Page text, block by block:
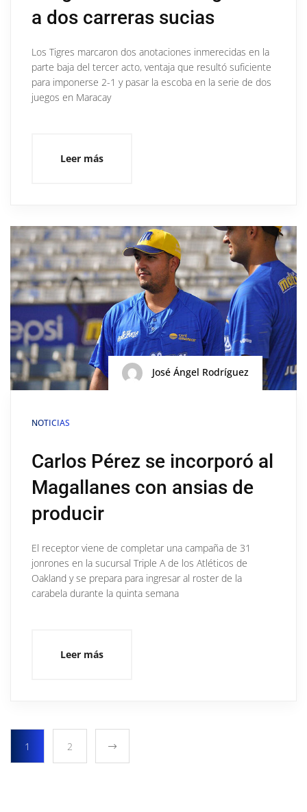
a dos carreras sucias
Los Tigres marcaron dos anotaciones inmerecidas en la
parte baja del tercer acto, ventaja que resultó suficiente
para imponerse 2-1 y pasar la escoba en la serie de dos
juegos en Maracay
Leer más
José Ángel Rodríguez
NOTICIAS
Carlos Pérez se incorporó al
Magallanes con ansias de
producir
El receptor viene de completar una campaña de 31
jonrones en la sucursal Triple A de los Atléticos de
Oakland y se prepara para ingresar al roster de la
carabela durante la quinta semana
Leer más
1 2